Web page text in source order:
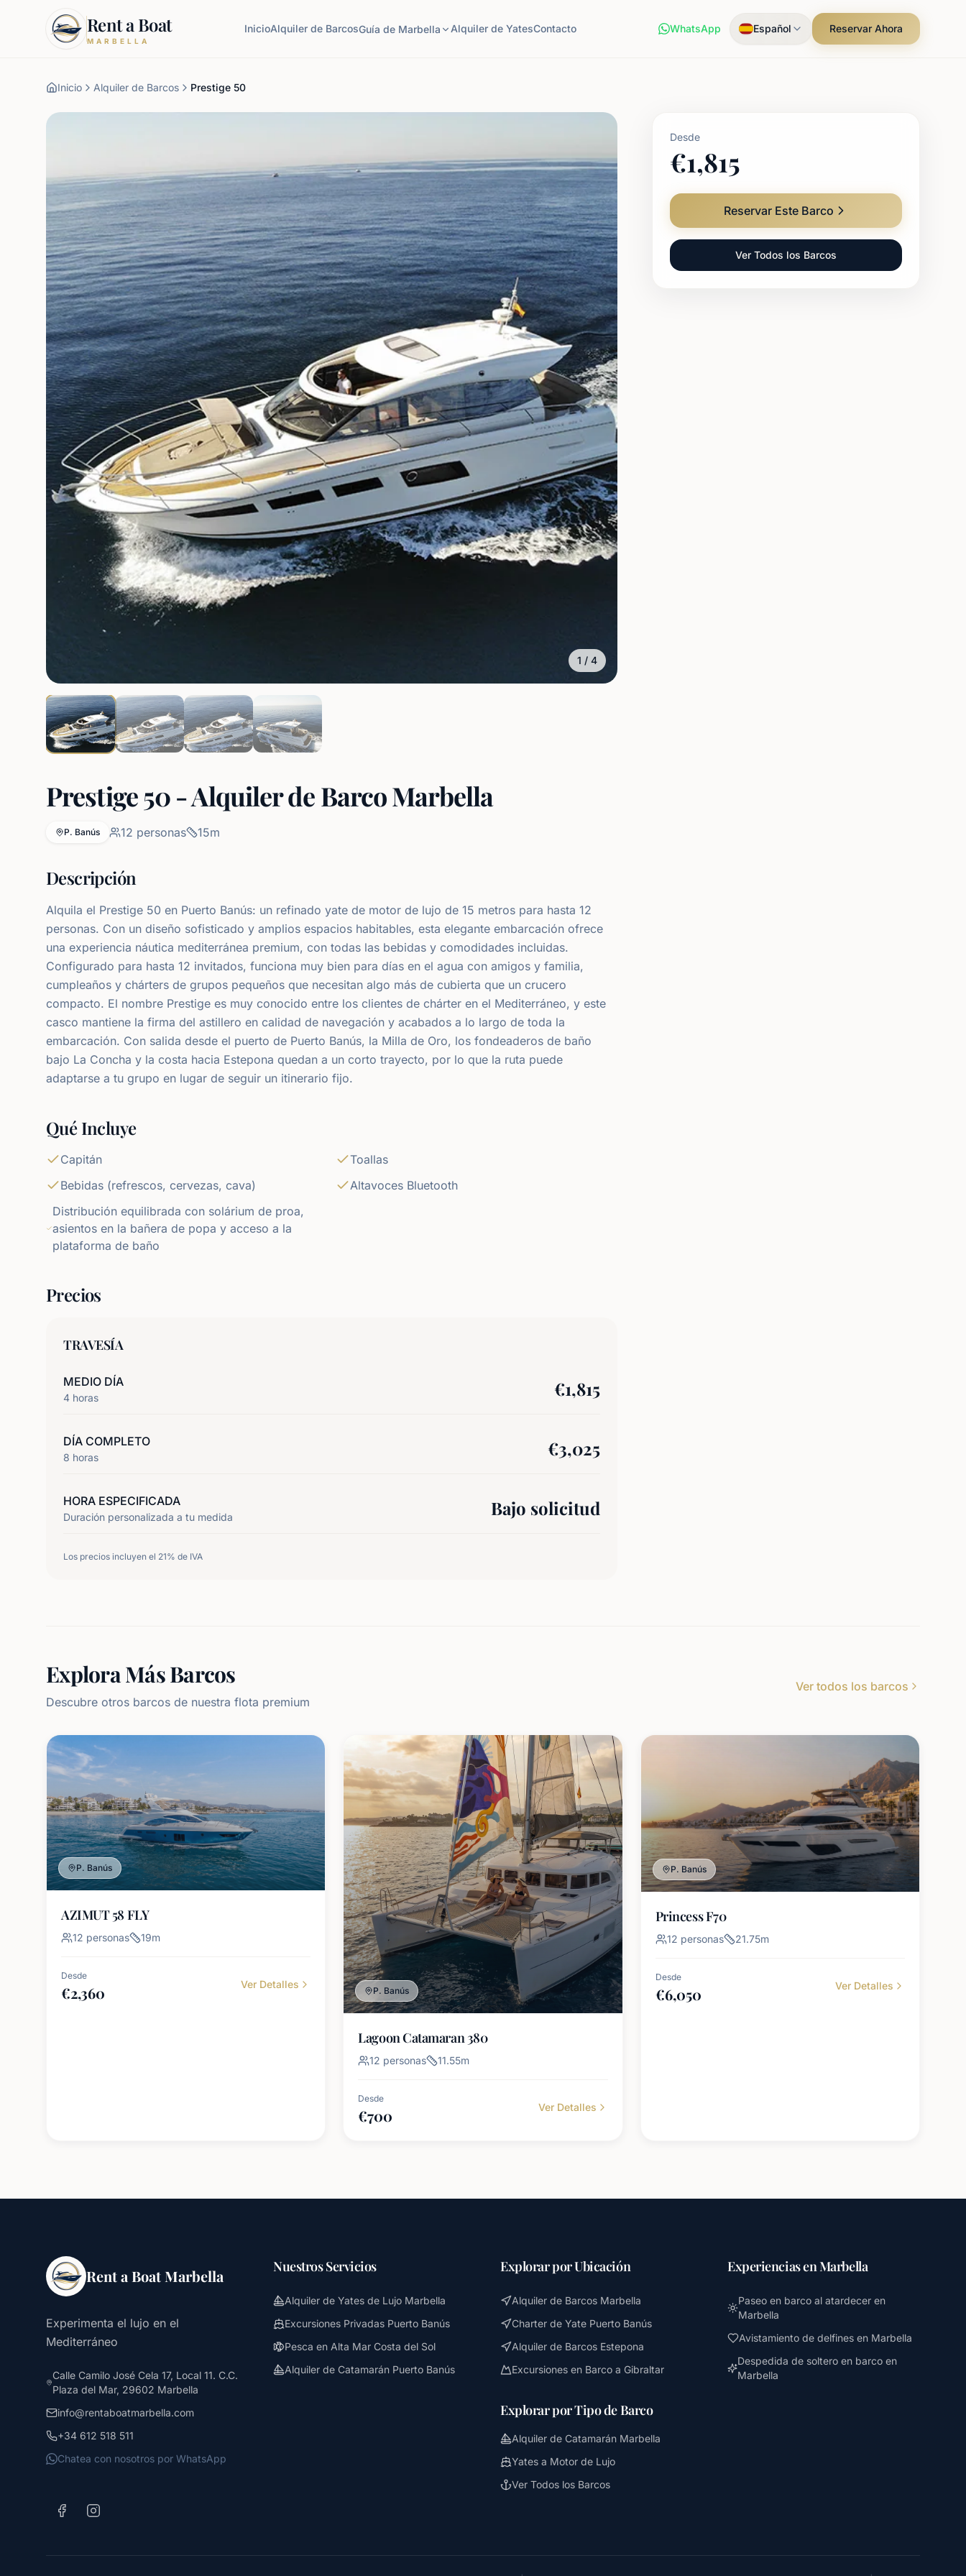
Rent a Boat
MARBELLA
InicioAlquiler de BarcosGuía de Marbella Alquiler de YatesContacto WhatsApp Español Reservar Ahora
Inicio Alquiler de Barcos Prestige 50
1 / 4
Prestige 50 - Alquiler de Barco Marbella
P. Banús 12 personas 15m
Descripción
Alquila el Prestige 50 en Puerto Banús: un refinado yate de motor de lujo de 15 metros para hasta 12
personas. Con un diseño sofisticado y amplios espacios habitables, esta elegante embarcación ofrece
una experiencia náutica mediterránea premium, con todas las bebidas y comodidades incluidas.
Configurado para hasta 12 invitados, funciona muy bien para días en el agua con amigos y familia,
cumpleaños y chárters de grupos pequeños que necesitan algo más de cubierta que un crucero
compacto. El nombre Prestige es muy conocido entre los clientes de chárter en el Mediterráneo, y este
casco mantiene la firma del astillero en calidad de navegación y acabados a lo largo de toda la
embarcación. Con salida desde el puerto de Puerto Banús, la Milla de Oro, los fondeaderos de baño
bajo La Concha y la costa hacia Estepona quedan a un corto trayecto, por lo que la ruta puede
adaptarse a tu grupo en lugar de seguir un itinerario fijo.
Qué Incluye
Capitán
Toallas
Bebidas (refrescos, cervezas, cava)
Altavoces Bluetooth
Distribución equilibrada con solárium de proa,
asientos en la bañera de popa y acceso a la
plataforma de baño
Precios
TRAVESÍA
MEDIO DÍA
4 horas €1,815
DÍA COMPLETO
8 horas €3,025
HORA ESPECIFICADA
Duración personalizada a tu medida Bajo solicitud
Los precios incluyen el 21% de IVA
Desde
€1,815
Reservar Este Barco
Ver Todos los Barcos
Explora Más Barcos
Descubre otros barcos de nuestra flota premium
Ver todos los barcos
P. Banús
AZIMUT 58 FLY
12 personas 19m
Desde
€2,360 Ver Detalles
P. Banús
Lagoon Catamaran 380
12 personas 11.55m
Desde
€700 Ver Detalles
P. Banús
Princess F70
12 personas 21.75m
Desde
€6,050 Ver Detalles
Rent a Boat Marbella
Experimenta el lujo en el
Mediterráneo
Calle Camilo José Cela 17, Local 11. C.C.
Plaza del Mar, 29602 Marbella
info@rentaboatmarbella.com
+34 612 518 511
Chatea con nosotros por WhatsApp
Nuestros Servicios
Alquiler de Yates de Lujo Marbella
Excursiones Privadas Puerto Banús
Pesca en Alta Mar Costa del Sol
Alquiler de Catamarán Puerto Banús
Explorar por Ubicación
Alquiler de Barcos Marbella
Charter de Yate Puerto Banús
Alquiler de Barcos Estepona
Excursiones en Barco a Gibraltar
Explorar por Tipo de Barco
Alquiler de Catamarán Marbella
Yates a Motor de Lujo
Ver Todos los Barcos
Experiencias en Marbella
Paseo en barco al atardecer en
Marbella
Avistamiento de delfines en Marbella
Despedida de soltero en barco en
Marbella